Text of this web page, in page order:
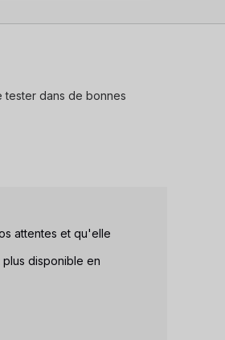
tester dans de bonnes
attentes et qu'elle
disponible en